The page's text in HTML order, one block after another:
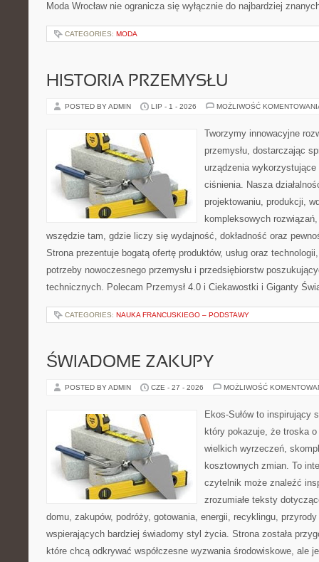
Moda Wrocław nie ogranicza się wyłącznie do najbardziej
CATEGORIES: MODA
HISTORIA PRZEMYSŁU
POSTED BY ADMIN LIP - 1 - 2026 MOŻLIWOŚĆ
Tworzymy innowacyjne
przemysłu, dostarczając
urządzenia
ciśnienia. Nasza
projektowaniu, produkcji,
kompleksowych
wszędzie tam, gdzie liczy się wydajność, dokładność oraz
Strona prezentuje bogatą ofertę produktów, usług oraz
potrzeby nowoczesnego przemysłu i przedsiębiorstw
technicznych. Polecam Przemysł 4.0 i Ciekawostki i Giganty
CATEGORIES: NAUKA FRANCUSKIEGO – PODSTAWY
ŚWIADOME ZAKUPY
POSTED BY ADMIN CZE - 27 - 2026 MOŻLIWOŚĆ
Ekos-Sułów to inspirujący
który pokazuje, że troska
wielkich wyrzeczeń,
kosztownych zmian. To
czytelnik może znaleźć
zrozumiałe teksty
domu, zakupów, podróży, gotowania, energii, recyklingu,
wspierających bardziej świadomy styl życia. Strona została
które chcą odkrywać współczesne wyzwania środowiskowe, ale